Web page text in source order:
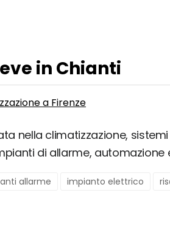
in Chianti
a Firenze
nella climatizzazione,
di allarme, automazione
allarme impianto elettrico